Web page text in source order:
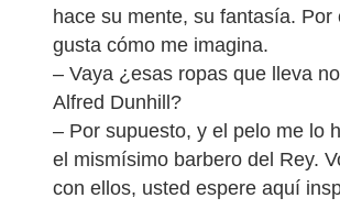
hace su mente, su fantasía. Por
gusta cómo me imagina.
– Vaya ¿esas ropas que lleva
Alfred Dunhill?
– Por supuesto, y el pelo me lo
el mismísimo barbero del Rey.
con ellos, usted espere aquí